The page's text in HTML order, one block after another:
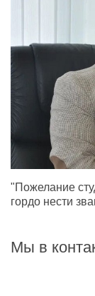
"Пожелание
гордо нести
Мы в